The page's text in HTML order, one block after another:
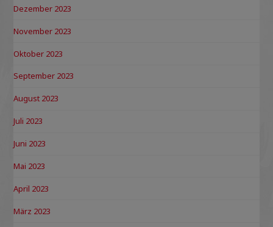
Dezember 2023
November 2023
Oktober 2023
September 2023
August 2023
Juli 2023
Juni 2023
Mai 2023
April 2023
März 2023